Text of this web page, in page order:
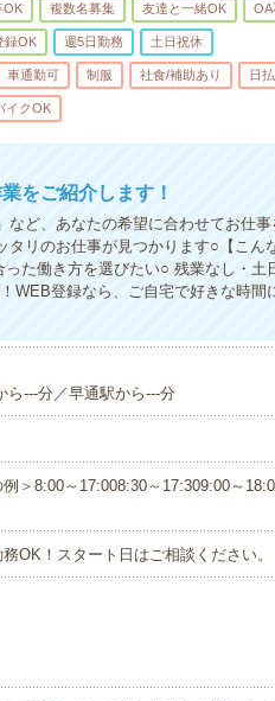
OK 複数名募集 友達と一緒OK OA
録OK 週5日勤務 土日祝休
車通勤可 制服 社食/補助あり 日
イクOK
をご紹介します！
など、あなたの希望に合わせてお仕
タリのお仕事が見つかります○【こん
た働き方を選びたい○ 残業なし・土
WEB登録なら、ご自宅で好きな時
ら---分／早通駅から---分
＞8:00～17:008:30～17:309:00～
！スタート日はご相談ください。